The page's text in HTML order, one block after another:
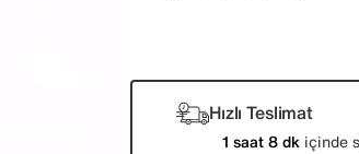
Hızlı Teslimat
1 saat 8 dk içinde